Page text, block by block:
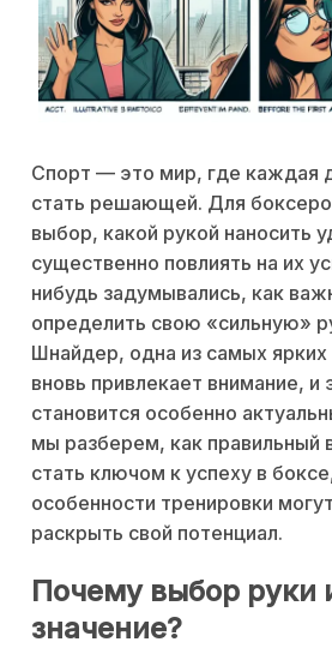
Спорт — это мир, где каждая
стать решающей. Для
выбор, какой рукой наносить
существенно повлиять на их
нибудь задумывались, как
определить свою «сильную»
Шнайдер, одна из самых ярких
вновь привлекает внимание, и
становится особенно
мы разберем, как правильный
стать ключом к успеху в
особенности тренировки
раскрыть свой потенциал.
Почему выбор руки
значение?